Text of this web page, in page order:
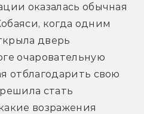
оказалась обычная
когда одним
дверь
очаровательную
отблагодарить свою
стать
возражения